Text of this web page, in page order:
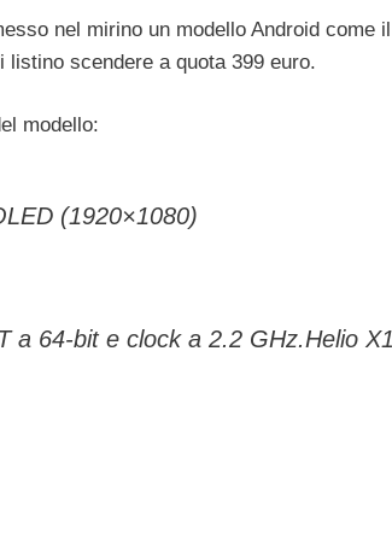
nel mirino un modello Android come
scendere a quota 399 euro.
modello:
(1920×1080)
a 64-bit e clock a 2.2 GHz.Helio